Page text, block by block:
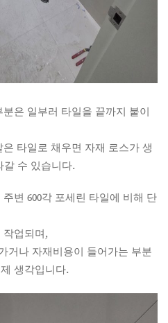
은 일부러 타일을 끝까지 붙이
타일로 채우면 자재 로스가 생
수 있습니다.
변 600각 포세린 타일에 비해 단
작업되며,
거나 자재비용이 들어가는 부분
생각입니다.